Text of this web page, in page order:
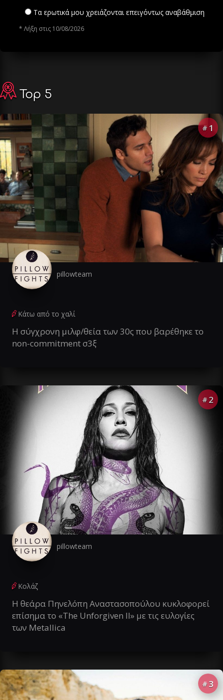
Τα ερωτικά μου χρειάζονται επειγόντως αναβάθμιση
* Λήξη στις 10/08/2026
Top 5
# 1
pillowteam
Κάτω από το χαλί
Η σύγχρονη μιλφ/θεία των 30ς που βαρέθηκε το
non-commitment σ3ξ
# 2
pillowteam
Κολάζ
Η θεάρα Πηνελόπη Αναστασοπούλου κυκλοφορεί
επίσημα το «The Unforgiven II» με τις ευλογίες
των Metallica
# 3